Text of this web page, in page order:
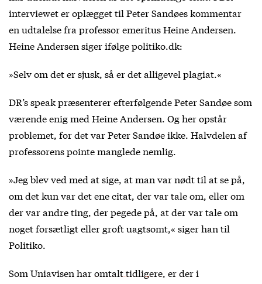
interviewet er oplægget til Peter Sandøes kommentar
en udtalelse fra professor emeritus Heine Andersen.
Heine Andersen siger ifølge politiko.dk:
»Selv om det er sjusk, så er det alligevel plagiat.«
DR’s speak præsenterer efterfølgende Peter Sandøe som
værende enig med Heine Andersen. Og her opstår
problemet, for det var Peter Sandøe ikke. Halvdelen af
professorens pointe manglede nemlig.
»Jeg blev ved med at sige, at man var nødt til at se på,
om det kun var det ene citat, der var tale om, eller om
der var andre ting, der pegede på, at der var tale om
noget forsætligt eller groft uagtsomt,« siger han til
Politiko.
Som Uniavisen haromtalt tidligere, er der i